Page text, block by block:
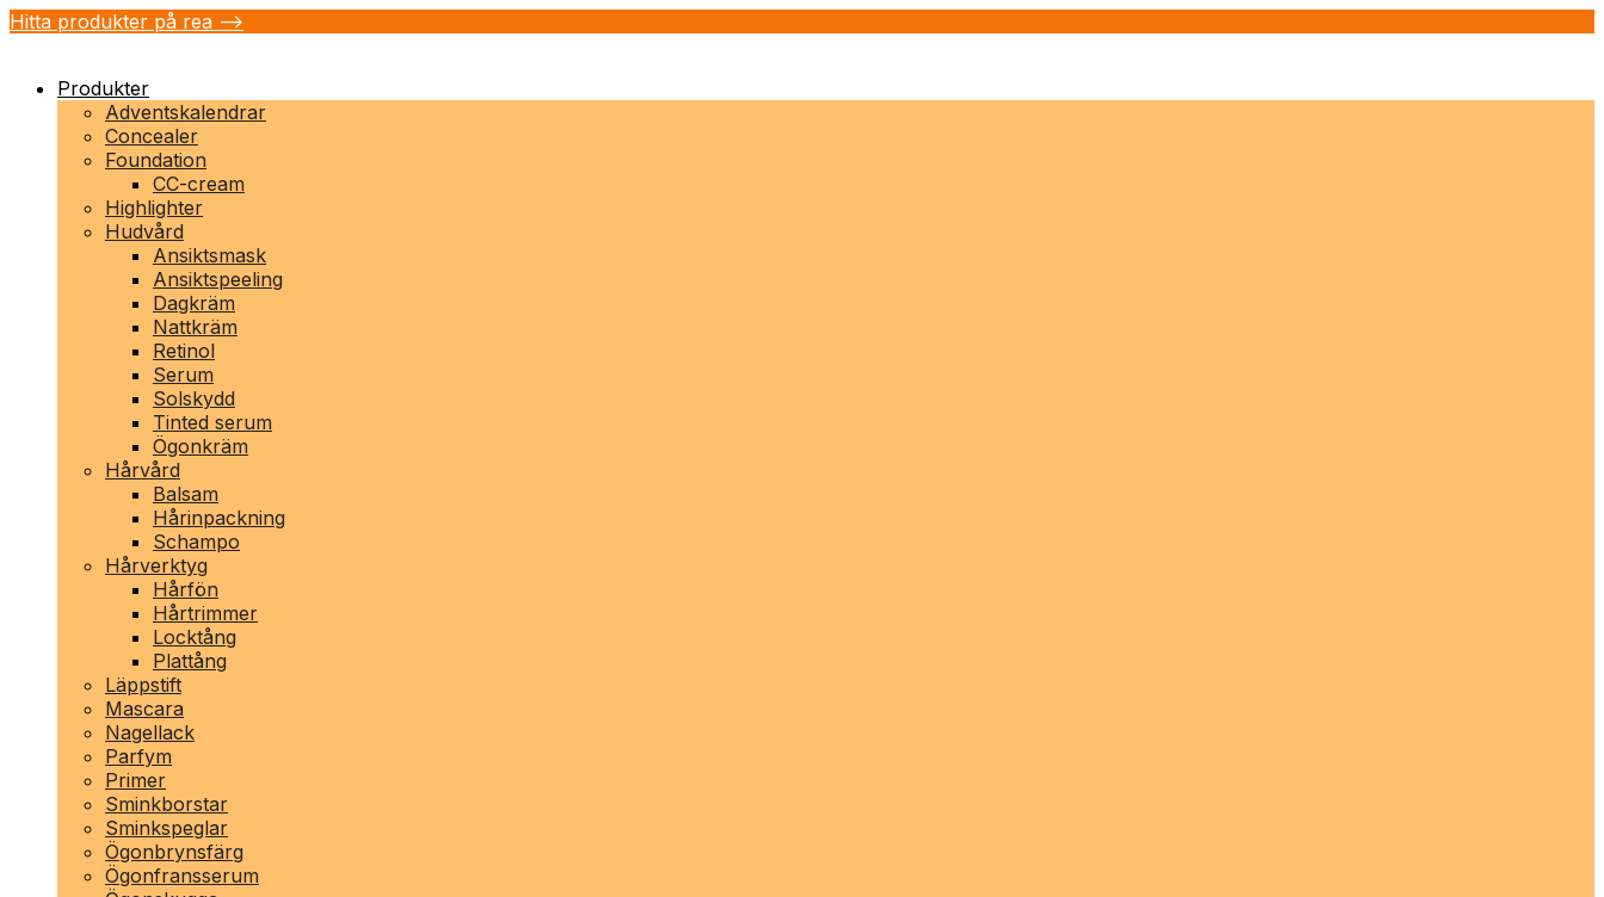
Hitta produkter på rea -->
Produkter
Adventskalendrar
Concealer
Foundation
CC-cream
Highlighter
Hudvård
Ansiktsmask
Ansiktspeeling
Dagkräm
Nattkräm
Retinol
Serum
Solskydd
Tinted serum
Ögonkräm
Hårvård
Balsam
Hårinpackning
Schampo
Hårverktyg
Hårfön
Hårtrimmer
Locktång
Plattång
Läppstift
Mascara
Nagellack
Parfym
Primer
Sminkborstar
Sminkspeglar
Ögonbrynsfärg
Ögonfransserum